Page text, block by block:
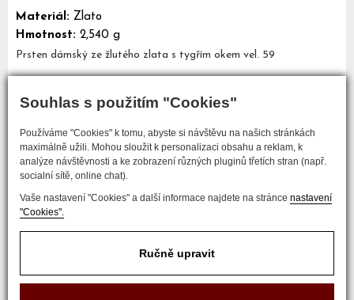
Souhlas s použitím "Cookies"
Používáme "Cookies" k tomu, abyste si návštěvu na našich stránkách
maximálně užili. Mohou sloužit k personalizaci obsahu a reklam, k
analýze návštěvnosti a ke zobrazení různých pluginů třetích stran (např.
socialní sítě, online chat).
Vaše nastavení "Cookies" a další informace najdete na stránce nastavení
"Cookies".
Ručně upravit
Materiál: Zlato
Hmotnost: 2,540 g
Prsten dámský ze žlutého zlata s tygřím okem vel. 59
COPYRIGHT © 2017 ZLATNICTVÍ NEŠKUDLA